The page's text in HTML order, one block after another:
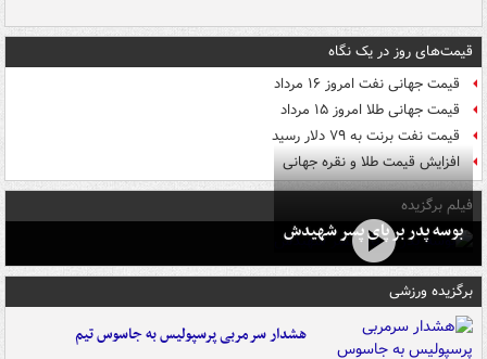
قیمت‌های روز در یک نگاه
قیمت جهانی نفت امروز ۱۶ مرداد
قیمت جهانی طلا امروز ۱۵ مرداد
قیمت نفت برنت به ۷۹ دلار رسید
افزایش قیمت طلا و نقره جهانی
فیلم برگزیده
بوسه‌ پدر بر پای پسر شهیدش
برگزیده ورزشی
هشدار سرمربی پرسپولیس به جاسوس تیم